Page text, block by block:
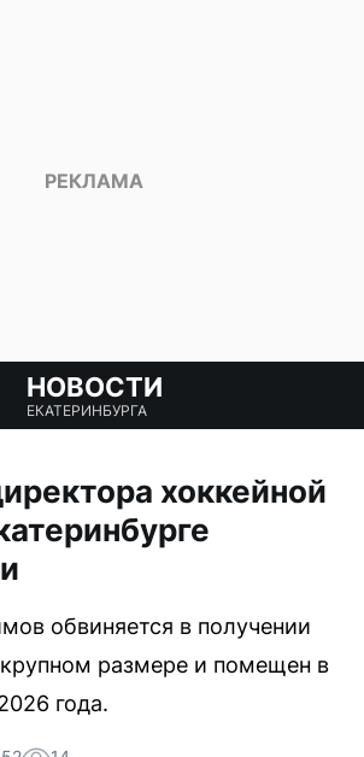
НОВОСТИ
ЕКАТЕРИНБУРГА
хоккейной
обвиняется в получении
размере и помещен в
года.